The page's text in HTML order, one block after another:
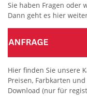
Sie haben Fragen oder
Dann geht es hier
Hier finden Sie unsere
Preisen, Farbkarten
Download (nur für